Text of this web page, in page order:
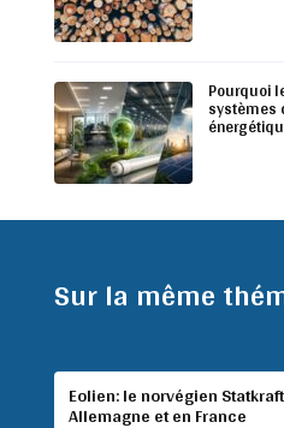
Pourquoi
systèmes
Sur la même
Eolien: le norvégien
Allemagne et en France